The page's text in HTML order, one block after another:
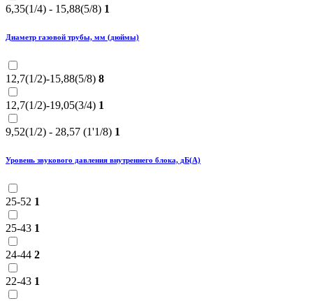
6,35(1/4) - 15,88(5/8) 1
Диаметр газовой трубы, мм (дюймы)
12,7(1/2)-15,88(5/8) 8
12,7(1/2)-19,05(3/4) 1
9,52(1/2) - 28,57 (1'1/8) 1
Уровень звукового давления внутреннего блока, дБ(А)
25-52 1
25-43 1
24-44 2
22-43 1